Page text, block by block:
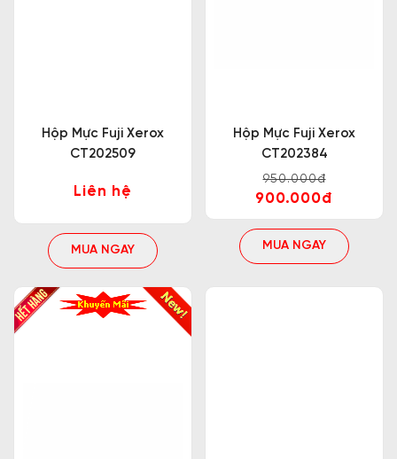
Hộp Mực Fuji Xerox
CT202509
Liên hệ
MUA NGAY
Hộp Mực Fuji Xerox
CT202384
950.000đ
900.000đ
MUA NGAY